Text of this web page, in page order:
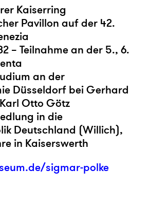
Kaiserring
Pavillon auf der 42.
– Teilnahme an der 5., 6.
an der
Düsseldorf bei Gerhard
Otto Götz
in die
Deutschland (Willich),
in Kaiserswerth
sigmar-polke